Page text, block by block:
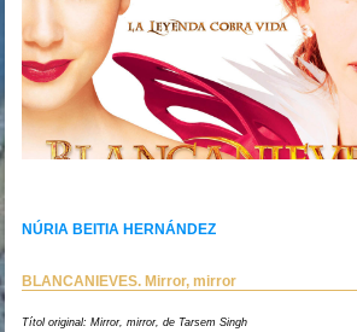
NÚRIA BEITIA HERNÁNDEZ
BLANCANIEVES. Mirror, mirror
Títol original: Mirror, mirror, de Tarsem Singh